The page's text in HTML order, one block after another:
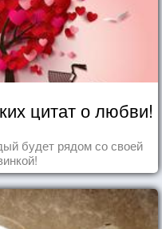
цитат о любви!
будет рядом со своей